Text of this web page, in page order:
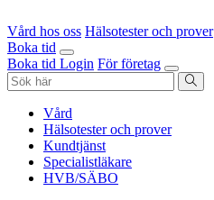
Vård hos oss Hälsotester och prover
Boka tid
Boka tid Login För företag
Vård
Hälsotester och prover
Kundtjänst
Specialistläkare
HVB/SÄBO